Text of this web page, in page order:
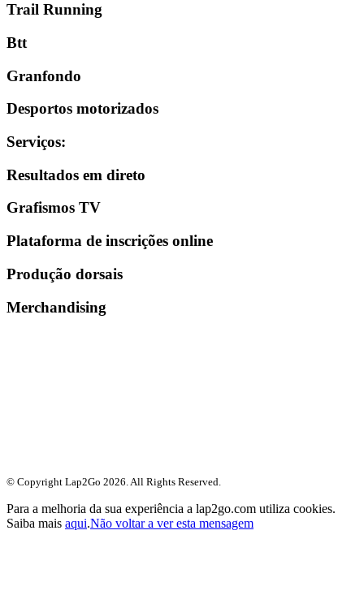
Trail Running
Btt
Granfondo
Desportos motorizados
Serviços:
Resultados em direto
Grafismos TV
Plataforma de inscrições online
Produção dorsais
Merchandising
© Copyright Lap2Go 2026. All Rights Reserved.
Para a melhoria da sua experiência a lap2go.com utiliza cookies.
Saiba mais aqui.Não voltar a ver esta mensagem